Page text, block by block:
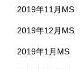
2019年11月MS
2019年12月MS
2019年1月MS